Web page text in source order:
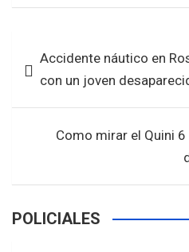
ce
o
o
k
tt at
A
p
p
ar
de
entradas
Accidente náutico en
con un joven
Como mirar el Quini
POLICIALES